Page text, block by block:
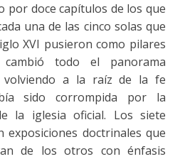
por doce capítulos de los que
una de las cinco solas que
XVI pusieron como pilares
todo el panorama
volviendo a la raíz de la fe
sido corrompida por la
la iglesia oficial. Los siete
exposiciones doctrinales que
de los otros con énfasis